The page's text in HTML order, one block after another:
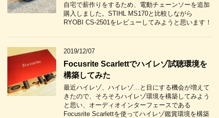
自宅で薪作りをするため、電動チェーンソーを追加
購入しました。STIHL MS170と比較しながら
RYOBI CS-2501をレビューしてみようと思います！
2019/12/07
Focusrite Scarlettでハイレゾ試聴環境を
構築してみた
最近ハイレゾ、ハイレゾ…と目にする機会が増えて
きたので、そろそろハイレゾ環境を構築してみよう
と思い、オーディオインターフェースである
Focusrite Scarlettを使ってハイレゾ鑑賞環境を構築